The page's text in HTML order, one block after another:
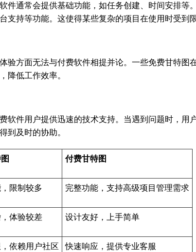
件通常会提供基础功能，如任务创建、时间安排等
支持等功能。这使得某些复杂的项目在使用时受到
验方面无法与付费软件相提并论。一些免费甘特
降低工作效率。
软件用户提供迅速的技术支持。当遇到问题时，
到及时的协助。
付费甘特图
限制较多 完整功能，支持高级项目管理需求
体验较差 设计友好，上手简单
依赖用户社区 快速响应，提供专业客服